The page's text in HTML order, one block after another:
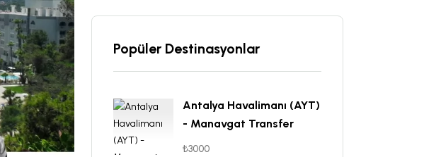
Popüler Destinasyonlar
Antalya Havalimanı (AYT)
- Manavgat Transfer
₺3000